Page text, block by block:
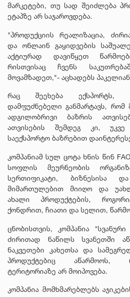
მარკეტები, თუ სად შეიძლება
ეტაპზე არ საჯაროვდება.
"პროდუქციის რეალიზაცია,
და ონლაინ გაყიდვების
აქტიურად დავიწყეთ
რისთვისაც ჩვენს
მოვამზადეთ,"- აცხადებს
რაც შეეხება ექსპორტს,
დამფუძნებელი განმარტავს,
ადგილობრივი ბაზრის
ათვისების შემდეგ კი, უკვე
საექსპორტო ბაზრებით
კომპანიამ სულ ცოტა ხნის წინ
სოფლის მეურნეობის
სერთიფიკატი, ბიზნესისა
მიმართულებით მიიღო და
ახალი პროდუქტების,
ქონდრით, ჩიათი და სელით,
ცნობისთვის, კომპანია
ძირითად ნაწილს სვანეთში
ნაკვეთები კახეთსა და
პროდუქტებიც აწარმოოს,
ტერიტორიაზე არ მოიპოვება.
კომპანია მომხმარებლებს